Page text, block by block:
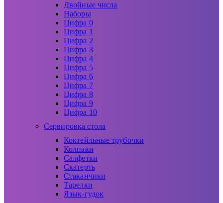
Двойные числа
Наборы
Цифра 0
Цифра 1
Цифра 2
Цифра 3
Цифра 4
Цифра 5
Цифра 6
Цифра 7
Цифра 8
Цифра 9
Цифра 10
Сервировка стола
Коктейльные трубочки
Колпаки
Салфетки
Скатерть
Стаканчики
Тарелки
Язык-гудок